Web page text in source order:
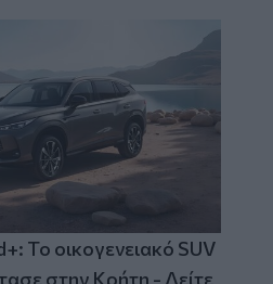
Το οικογενειακό SUV
στην Κρήτη - Δείτε